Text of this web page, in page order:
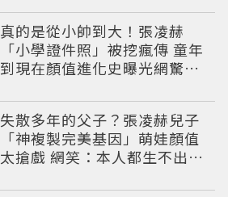
真的是從小帥到大！張凌赫
「小學證件照」被挖瘋傳 童年
到現在顏值進化史曝光網驚：
失散多年的父子？張凌赫兒子
「神複製完美基因」萌娃顏值
太搶戲 網笑：本人都生不出這